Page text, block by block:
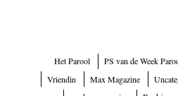
Het Parool PS van de Week
Vriendin
Max Magazine